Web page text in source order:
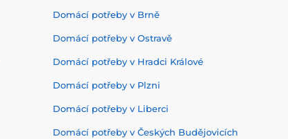
Domácí potřeby v Brně
Domácí potřeby v Ostravě
Domácí potřeby v Hradci Králové
Domácí potřeby v Plzni
Domácí potřeby v Liberci
Domácí potřeby v Českých Budějovicích